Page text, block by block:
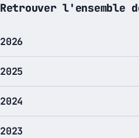
Retrouver l'ensemble
2026
2025
2024
2023